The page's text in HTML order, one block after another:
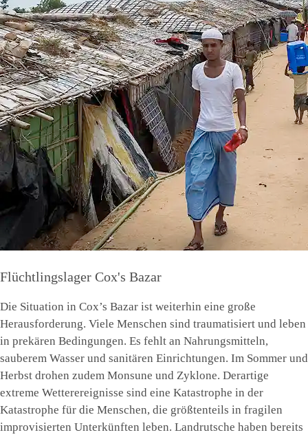
Flüchtlingslager Cox's Bazar
Die Situation in Cox’s Bazar ist weiterhin eine große
Herausforderung. Viele Menschen sind traumatisiert und leben
in prekären Bedingungen. Es fehlt an Nahrungsmitteln,
sauberem Wasser und sanitären Einrichtungen. Im Sommer und
Herbst drohen zudem Monsune und Zyklone. Derartige
extreme Wetterereignisse sind eine Katastrophe in der
Katastrophe für die Menschen, die größtenteils in fragilen
improvisierten Unterkünften leben. Landrutsche haben bereits